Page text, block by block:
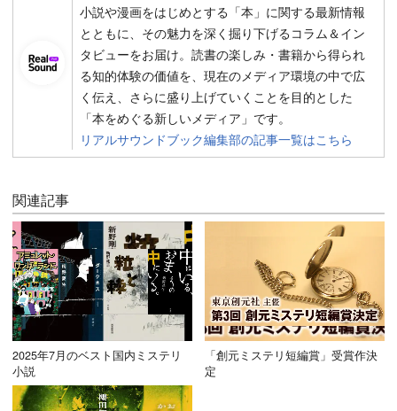
小説や漫画をはじめとする「本」に関する最新情報
とともに、その魅力を深く掘り下げるコラム＆イン
タビューをお届け。読書の楽しみ・書籍から得られ
る知的体験の価値を、現在のメディア環境の中で広
く伝え、さらに盛り上げていくことを目的とした
「本をめぐる新しいメディア」です。
リアルサウンドブック編集部の記事一覧はこちら
関連記事
2025年7月のベスト国内ミステリ
小説
「創元ミステリ短編賞」受賞作決
定